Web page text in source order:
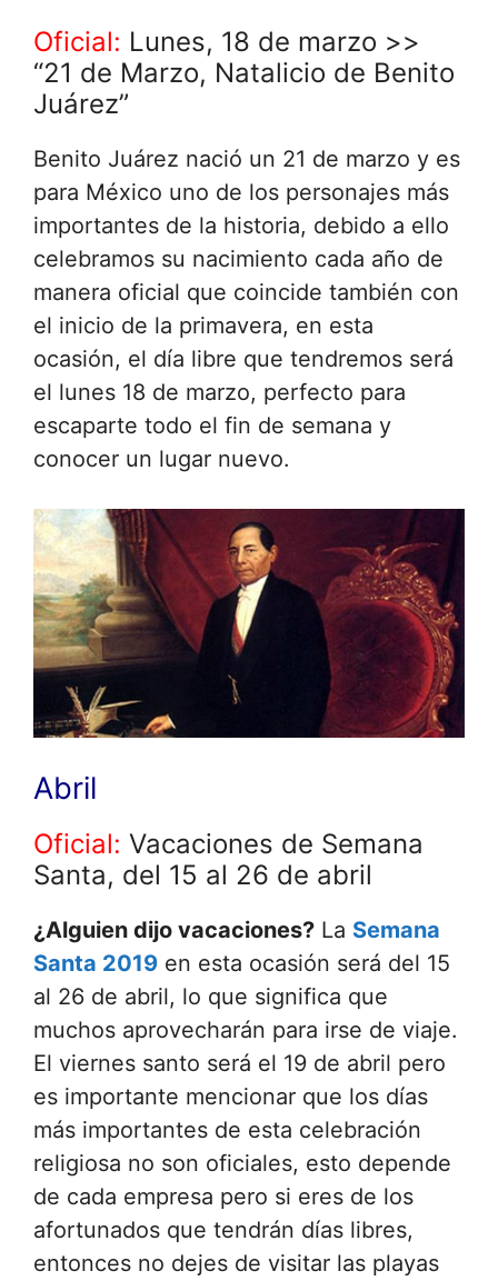
Oficial: Lunes, 18 de marzo >>
“21 de Marzo, Natalicio de Benito
Juárez”
Benito Juárez nació un 21 de marzo y es
para México uno de los personajes más
importantes de la historia, debido a ello
celebramos su nacimiento cada año de
manera oficial que coincide también con
el inicio de la primavera, en esta
ocasión, el día libre que tendremos será
el lunes 18 de marzo, perfecto para
escaparte todo el fin de semana y
conocer un lugar nuevo.
Abril
Oficial: Vacaciones de Semana
Santa, del 15 al 26 de abril
¿Alguien dijo vacaciones? La Semana
Santa 2019 en esta ocasión será del 15
al 26 de abril, lo que significa que
muchos aprovecharán para irse de viaje.
El viernes santo será el 19 de abril pero
es importante mencionar que los días
más importantes de esta celebración
religiosa no son oficiales, esto depende
de cada empresa pero si eres de los
afortunados que tendrán días libres,
entonces no dejes de visitar las playas